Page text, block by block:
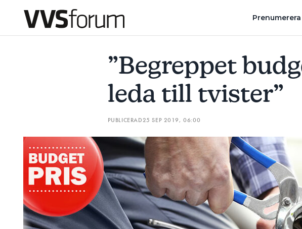
Prenumerera
Hantera prenumeration
Annonsera
Läs E-tidningen
Om tidningen
Kontakt
”Begreppet
leda till tvister”
PUBLICERAD25 SEP 2019, 06:00
”BEGREPPET BUDGETPRIS KAN LEDA TILL TVISTER” HOVRÄTTEN I BRAVIDA-